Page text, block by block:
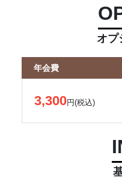
オプ
年会費
3,300円(税込)